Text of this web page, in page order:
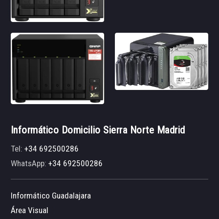
Informático Domicilio Sierra Norte Madrid
Tel:+34 692500286
WhatsApp:+34 692500286
Informático Guadalajara
Área Visual